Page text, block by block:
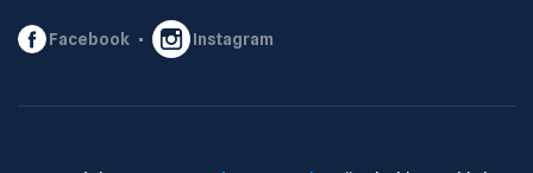
Facebook Instagram